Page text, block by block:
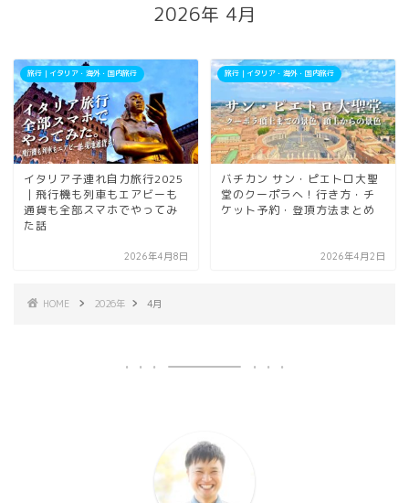
2026年 4月
旅行｜イタリア・海外・国内旅行
イタリア子連れ自力旅行2025
｜飛行機も列車もエアビーも
通貨も全部スマホでやってみ
た話
2026年4月8日
旅行｜イタリア・海外・国内旅行
バチカン サン・ピエトロ大聖
堂のクーポラへ！行き方・チ
ケット予約・登頂方法まとめ
2026年4月2日
HOME 2026年 4月